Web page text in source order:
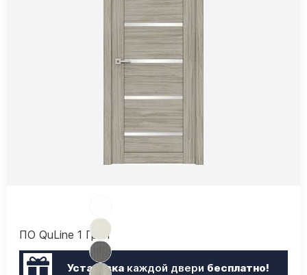
ПО QuLine 1 Грей
Установкакаждой двери бесплатно!